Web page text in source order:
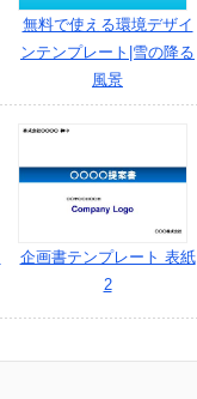
無料で使える環境デザイ
ンテンプレート|雪の降る
風景
企画書テンプレート 表紙
2